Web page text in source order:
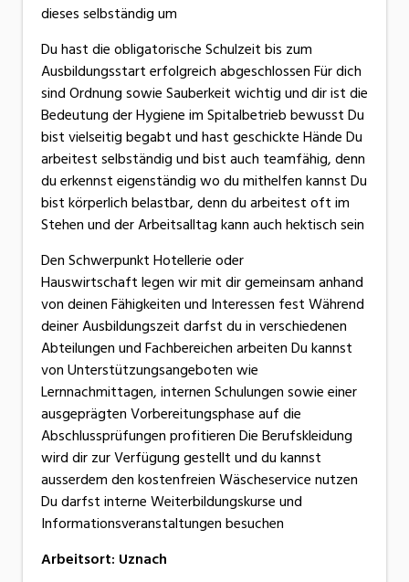
dieses selbständig um
Du hast die obligatorische Schulzeit bis zum
Ausbildungsstart erfolgreich abgeschlossen Für dich
sind Ordnung sowie Sauberkeit wichtig und dir ist die
Bedeutung der Hygiene im Spitalbetrieb bewusst Du
bist vielseitig begabt und hast geschickte Hände Du
arbeitest selbständig und bist auch teamfähig, denn
du erkennst eigenständig wo du mithelfen kannst Du
bist körperlich belastbar, denn du arbeitest oft im
Stehen und der Arbeitsalltag kann auch hektisch sein
Den Schwerpunkt Hotellerie oder
Hauswirtschaft legen wir mit dir gemeinsam anhand
von deinen Fähigkeiten und Interessen fest Während
deiner Ausbildungszeit darfst du in verschiedenen
Abteilungen und Fachbereichen arbeiten Du kannst
von Unterstützungsangeboten wie
Lernnachmittagen, internen Schulungen sowie einer
ausgeprägten Vorbereitungsphase auf die
Abschlussprüfungen profitieren Die Berufskleidung
wird dir zur Verfügung gestellt und du kannst
ausserdem den kostenfreien Wäscheservice nutzen
Du darfst interne Weiterbildungskurse und
Informationsveranstaltungen besuchen
Arbeitsort: Uznach